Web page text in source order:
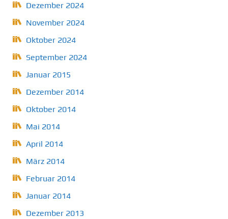
Dezember 2024
November 2024
Oktober 2024
September 2024
Januar 2015
Dezember 2014
Oktober 2014
Mai 2014
April 2014
März 2014
Februar 2014
Januar 2014
Dezember 2013